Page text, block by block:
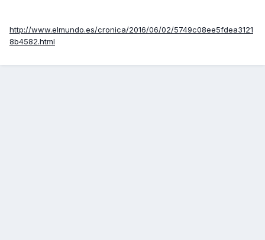
http://www.elmundo.es/cronica/2016/06/02/5749c08ee5fdea3121
8b4582.html